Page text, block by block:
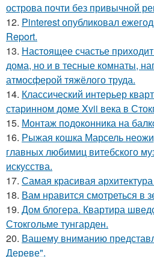
острова почти без привычной
12. Pinterest опубликовал
Report.
13. Настоящее счастье
дома, но и в тесные комнаты,
атмосферой тяжёлого труда.
14. Классический интерьер
старинном доме Xvii века в
15. Монтаж пoдoкoнника на
16. Рыжая кошка Марсель
главных любимиц витебского
искусства.
17. Самая красивая
18. Вам нравится смотреться в
19. Дом блогера. Квартира
Стокгольме тунгарден.
20. Вашему вниманию
Дереве".